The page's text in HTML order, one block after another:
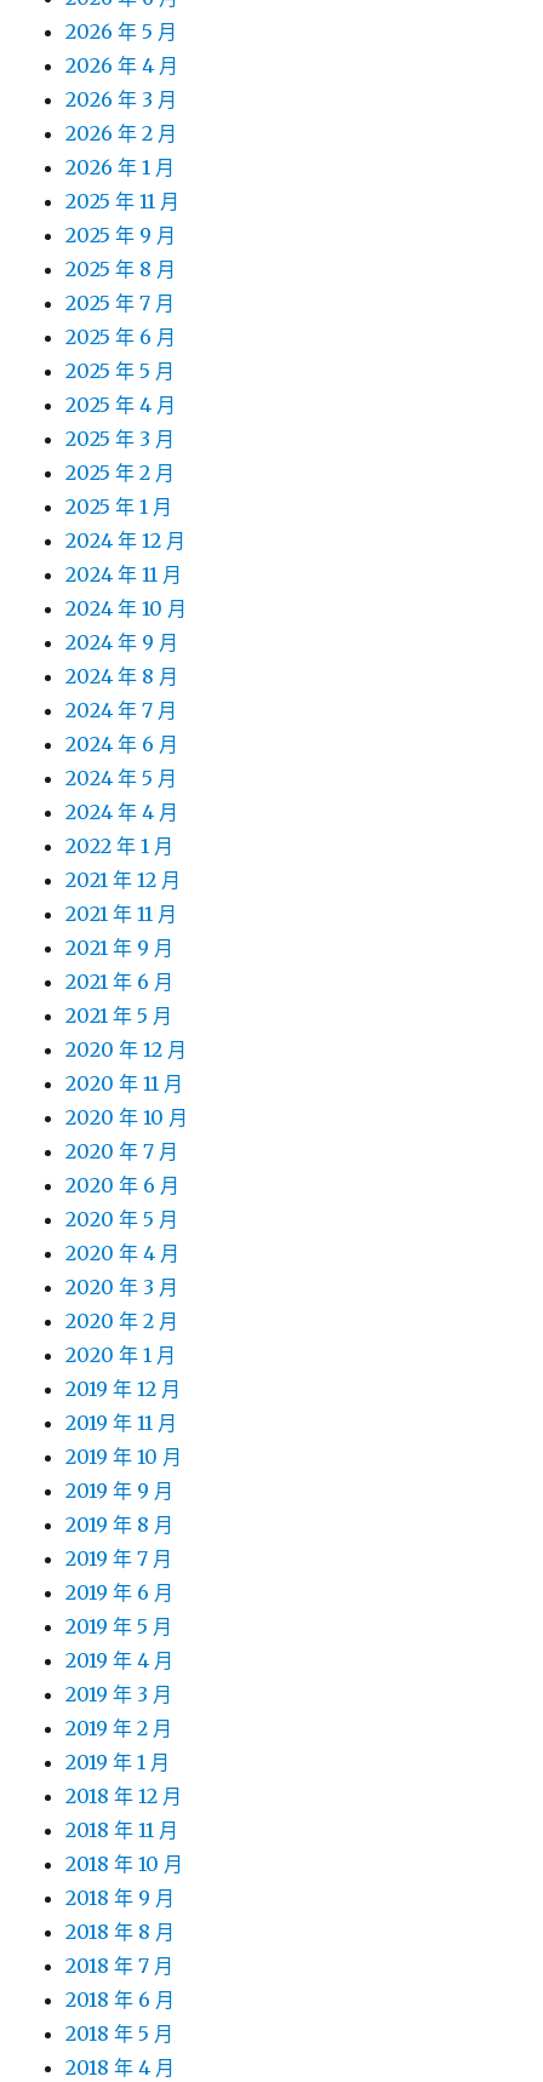
2026 年 5 月
2026 年 4 月
2026 年 3 月
2026 年 2 月
2026 年 1 月
2025 年 11 月
2025 年 9 月
2025 年 8 月
2025 年 7 月
2025 年 6 月
2025 年 5 月
2025 年 4 月
2025 年 3 月
2025 年 2 月
2025 年 1 月
2024 年 12 月
2024 年 11 月
2024 年 10 月
2024 年 9 月
2024 年 8 月
2024 年 7 月
2024 年 6 月
2024 年 5 月
2024 年 4 月
2022 年 1 月
2021 年 12 月
2021 年 11 月
2021 年 9 月
2021 年 6 月
2021 年 5 月
2020 年 12 月
2020 年 11 月
2020 年 10 月
2020 年 7 月
2020 年 6 月
2020 年 5 月
2020 年 4 月
2020 年 3 月
2020 年 2 月
2020 年 1 月
2019 年 12 月
2019 年 11 月
2019 年 10 月
2019 年 9 月
2019 年 8 月
2019 年 7 月
2019 年 6 月
2019 年 5 月
2019 年 4 月
2019 年 3 月
2019 年 2 月
2019 年 1 月
2018 年 12 月
2018 年 11 月
2018 年 10 月
2018 年 9 月
2018 年 8 月
2018 年 7 月
2018 年 6 月
2018 年 5 月
2018 年 4 月